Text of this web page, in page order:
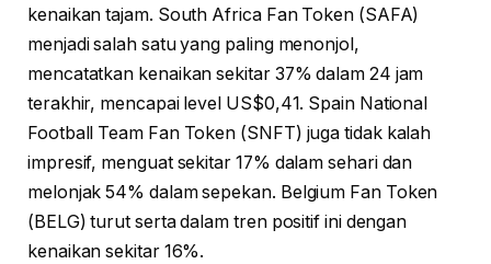
kenaikan tajam. South Africa Fan Token (SAFA)
menjadi salah satu yang paling menonjol,
mencatatkan kenaikan sekitar 37% dalam 24 jam
terakhir, mencapai level US$0,41. Spain National
Football Team Fan Token (SNFT) juga tidak kalah
impresif, menguat sekitar 17% dalam sehari dan
melonjak 54% dalam sepekan. Belgium Fan Token
(BELG) turut serta dalam tren positif ini dengan
kenaikan sekitar 16%.